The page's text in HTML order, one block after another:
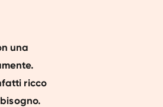
una
ricco